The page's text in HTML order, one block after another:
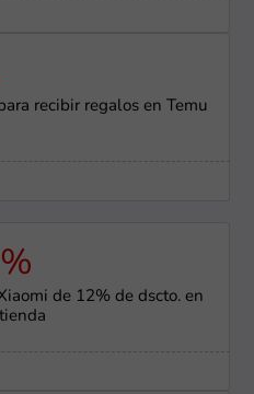
recibir regalos en Temu
de 12% de dscto. en